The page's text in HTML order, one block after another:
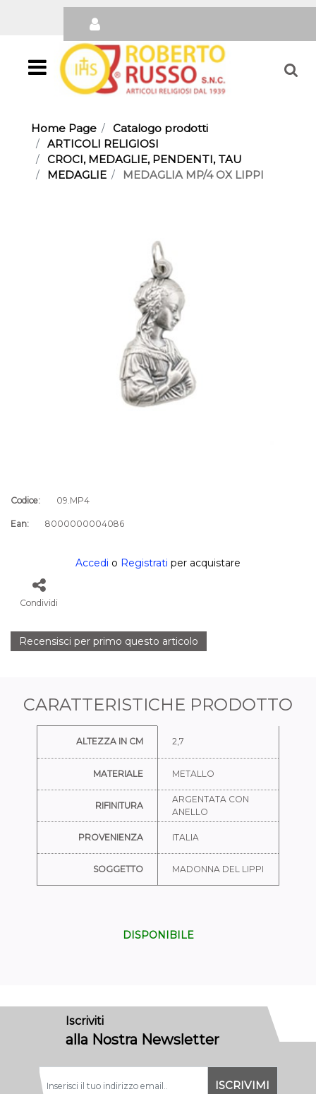
Open
Home Page
Catalogo prodotti
ARTICOLI RELIGIOSI
CROCI, MEDAGLIE, PENDENTI, TAU
MEDAGLIE
MEDAGLIA MP/4 OX LIPPI
Codice: 09.MP4
Ean: 8000000004086
Accedi o Registrati per acquistare
Condividi
Recensisci per primo questo articolo
CARATTERISTICHE PRODOTTO
ALTEZZA IN CM 2,7
MATERIALE METALLO
RIFINITURA
ARGENTATA CON
ANELLO
PROVENIENZA ITALIA
SOGGETTO MADONNA DEL LIPPI
DISPONIBILE
Iscriviti
alla Nostra Newsletter